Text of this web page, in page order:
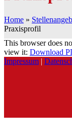
Home »
Praxisprofil
This browser does
view it: Download
Impressum |